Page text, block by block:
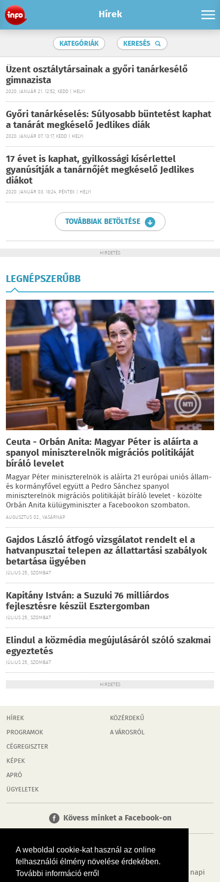
A weboldal cookie-kat használ az online
felhasználói élmény növelése érdekében.
További információ erről
Hírek
KATEGÓRIÁK KERESÉS
Üzent osztálytársainak a győri tanárkesélő
gimnazista
2020. JANUÁR 21. 12:52, KEDD | HELYI
Győri tanárkéselés: Súlyosabb büntetést kaphat
a tanárát megkéselő Jedlikes diák
2020. JANUÁR 07. 13:17, KEDD | HELYI
17 évet is kaphat, gyilkossági kísérlettel
gyanúsítják a tanárnőjét megkéselő Jedlikes
diákot
2020. JANUÁR 03. 18:24, PÉNTEK | HELYI
TOVÁBBIAK BETÖLTÉSE
HIRDETÉS
LEGNÉPSZERŰBB
Ceuta - Orbán Anita: Magyar Péter is aláírta a
spanyol miniszterelnök migrációs politikáját
bíráló levelet
Magyar Péter miniszterelnök is aláírta 21 európai uniós állam-
és kormányfővel együtt a Pedro Sánchez spanyol
miniszterelnök migrációs politikáját bíráló levelet - közölte
Orbán Anita külügyminiszter a Facebookon szombaton.
AUGUSZTUS 02., VASÁRNAP
Gajdos László átfogó vizsgálatot rendelt el a
hatvanpusztai telepen az állattartási szabályok
betartása ügyében
JÚLIUS 25., SZOMBAT
Kapitány István: a Suzuki 76 milliárdos
fejlesztésre készül Esztergomban
JÚLIUS 25., SZOMBAT
Elindul a közmédia megújulásáról szóló szakmai
egyeztetés
JÚLIUS 25., SZOMBAT
HIRDETÉS
HÍREK
PROGRAMOK
CÉGREGISZTER
KÉPEK
APRÓ
ÜGYELETEK
KÖZÉRDEKŰ
A VÁROSRÓL
Kövess minket a Facebook-on
Tudj meg többet városodról! Hírek, programok, képek, napi